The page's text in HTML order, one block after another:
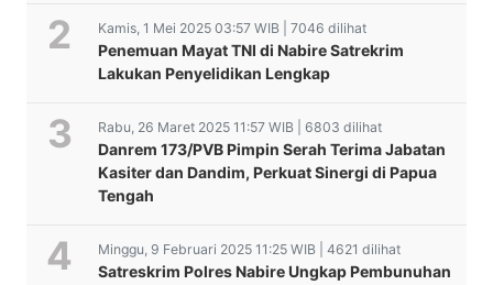
Kamis, 1 Mei 2025 03:57 WIB | 7046 dilihat
Penemuan Mayat TNI di Nabire Satrekrim
Lakukan Penyelidikan Lengkap
Rabu, 26 Maret 2025 11:57 WIB | 6803 dilihat
Danrem 173/PVB Pimpin Serah Terima Jabatan
Kasiter dan Dandim, Perkuat Sinergi di Papua
Tengah
Minggu, 9 Februari 2025 11:25 WIB | 4621 dilihat
Satreskrim Polres Nabire Ungkap Pembunuhan